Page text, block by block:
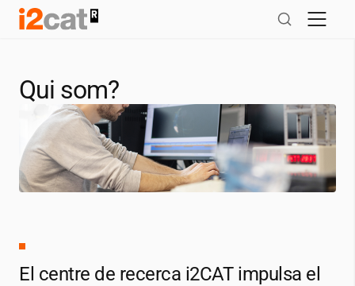
Salta
Qui som?
El centre de recerca i2CATimpulsa el